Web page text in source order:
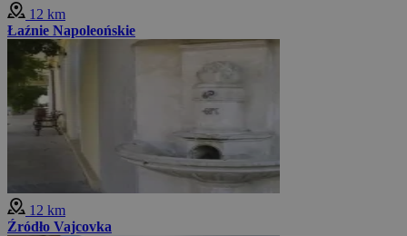
12 km
Łaźnie Napoleońskie
12 km
Źródło Vajcovka